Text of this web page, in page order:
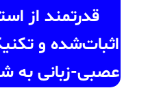
قدرتمند از
اثبات‌شده و
عصبی-زبانی به